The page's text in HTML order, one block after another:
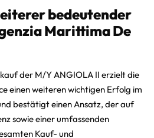
bedeutender
Marittima De
der M/Y ANGIOLA II erzielt die
einen weiteren wichtigen Erfolg im
bestätigt einen Ansatz, der auf
sowie einer umfassenden
Kauf- und